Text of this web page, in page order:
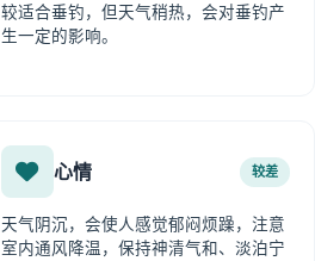
较适合垂钓，但天气稍热，会对垂钓产
生一定的影响。
心情 较差
天气阴沉，会使人感觉郁闷烦躁，注意
室内通风降温，保持神清气和、淡泊宁